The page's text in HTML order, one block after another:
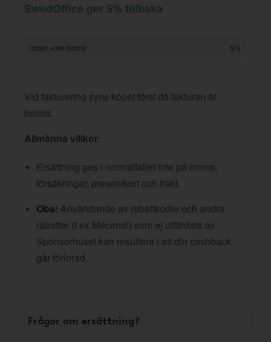
SwedOffice ger 5% tillbaka
Order, exkl moms 5%
Vid fakturering syns köpet först då fakturan är
betald.
Allmänna villkor:
Ersättning ges i normalfallet inte på moms,
försäkringar, presentkort och frakt.
Obs: Användande av rabattkoder och andra
rabatter (t ex Mecenat) som ej utfärdats av
Sponsorhuset kan resultera i att din cashback
går förlorad.
Frågor om ersättning?